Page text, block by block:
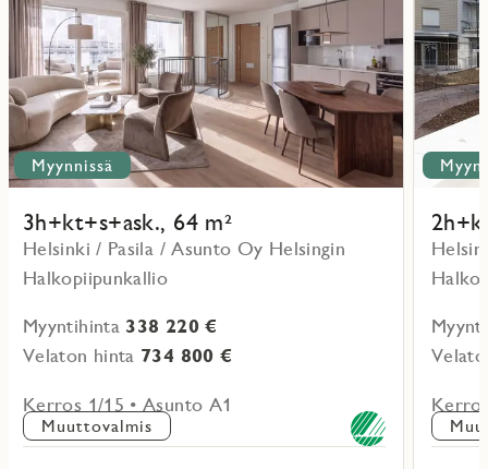
Myynnissä
3h+kt+s+ask., 64 m²
Helsinki / Pasila / Asunto Oy Helsingin
Halkopiipunkallio
Myyntihinta 338 220 €
Velaton hinta 734 800 €
Kerros 1/15 • Asunto A1
Muuttovalmis